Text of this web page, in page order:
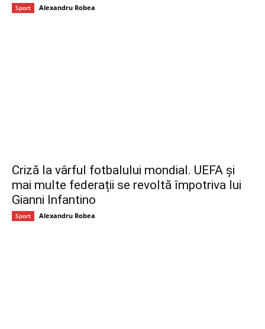
Sport Alexandru Robea
Criză la vârful fotbalului mondial. UEFA și
mai multe federații se revoltă împotriva lui
Gianni Infantino
Sport Alexandru Robea